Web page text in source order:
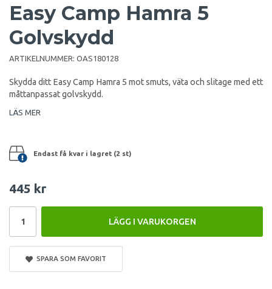
Easy Camp Hamra 5
Golvskydd
ARTIKELNUMMER: OAS180128
Skydda ditt Easy Camp Hamra 5 mot smuts, väta och slitage med ett
måttanpassat golvskydd.
LÄS MER
Endast få kvar i lagret (2 st)
445 kr
LÄGG I VARUKORGEN
SPARA SOM FAVORIT